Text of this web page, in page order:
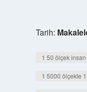
Tarih:
1 50 ölçek
1 5000 ölçekte